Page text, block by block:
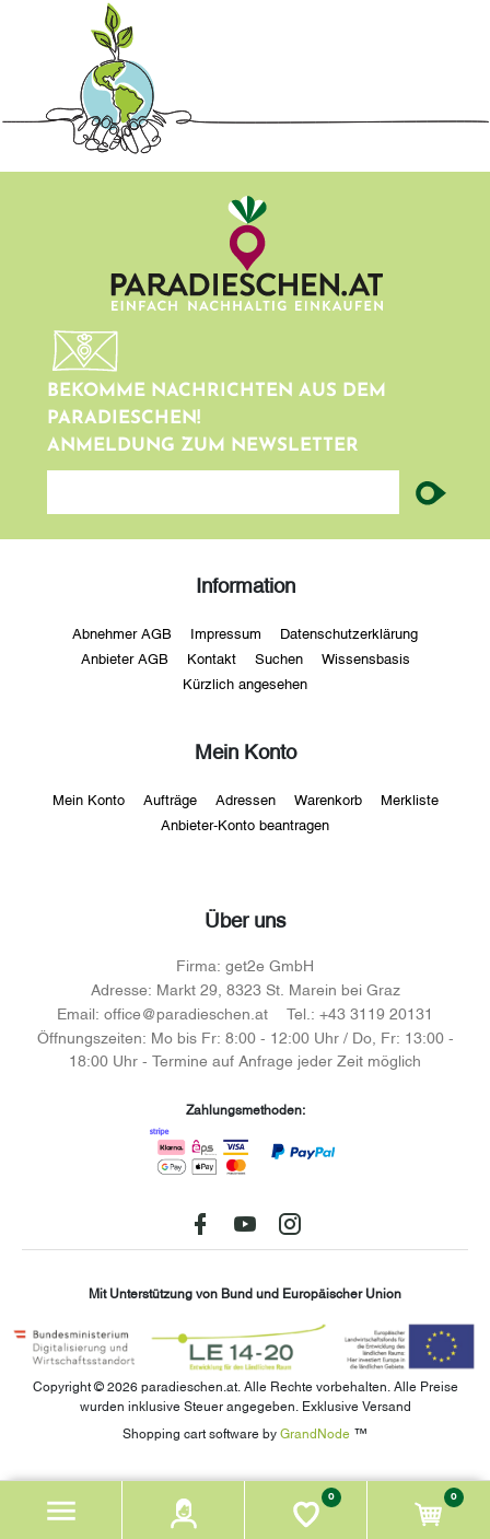
0 0
BEKOMME NACHRICHTEN AUS DEM
PARADIESCHEN!
ANMELDUNG ZUM NEWSLETTER
newsletter
Information
Abnehmer AGB Impressum Datenschutzerklärung
Anbieter AGB Kontakt Suchen Wissensbasis
Kürzlich angesehen
Mein Konto
Mein Konto Aufträge Adressen Warenkorb Merkliste
Anbieter-Konto beantragen
Über uns
Firma: get2e GmbH
Adresse: Markt 29, 8323 St. Marein bei Graz
Email: office@paradieschen.at Tel.: +43 3119 20131
Öffnungszeiten: Mo bis Fr: 8:00 - 12:00 Uhr / Do, Fr: 13:00 -
18:00 Uhr - Termine auf Anfrage jeder Zeit möglich
Zahlungsmethoden:
Mit Unterstützung von Bund und Europäischer Union
Copyright © 2026 paradieschen.at. Alle Rechte vorbehalten. Alle Preise
wurden inklusive Steuer angegeben. Exklusive Versand
Shopping cart software byGrandNode ™